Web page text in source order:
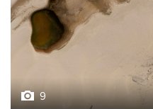
9